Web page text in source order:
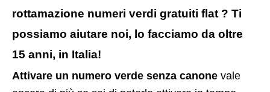
rottamazione numeri verdi gratuiti flat ? Ti
possiamo aiutare noi, lo facciamo da oltre
15 anni, in Italia!
Attivare un numero verde senza canone vale